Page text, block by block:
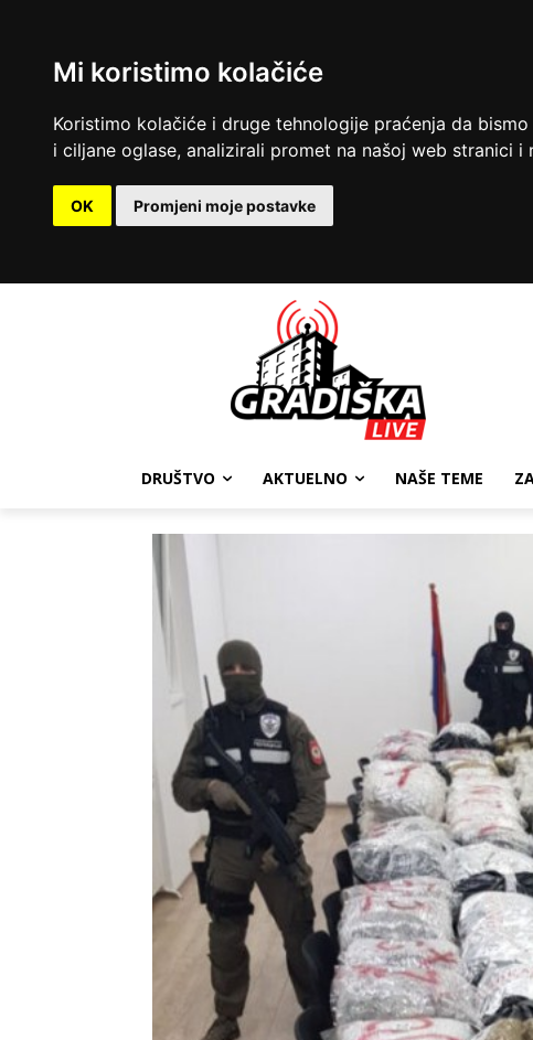
Mi koristimo kolačiće
Koristimo kolačiće i druge tehnologije praćenja da
i ciljane oglase, analizirali promet na našoj web stranici
OK Promjeni moje postavke
DRUŠTVO AKTUELNO NAŠE TEME